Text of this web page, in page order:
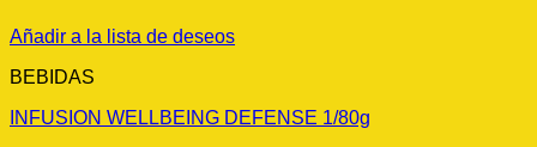
Añadir a la lista de deseos
BEBIDAS
INFUSION WELLBEING DEFENSE 1/80g